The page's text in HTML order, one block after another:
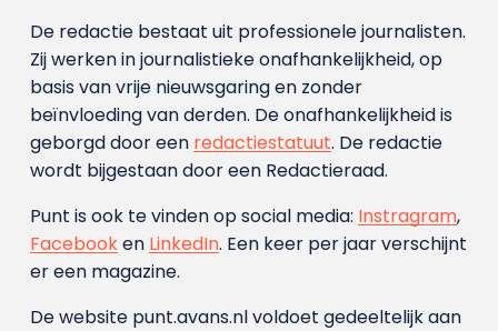
De redactie bestaat uit professionele journalisten.
Zij werken in journalistieke onafhankelijkheid, op
basis van vrije nieuwsgaring en zonder
beïnvloeding van derden. De onafhankelijkheid is
geborgd door een redactiestatuut. De redactie
wordt bijgestaan door een Redactieraad.
Punt is ook te vinden op social media: Instragram,
Facebooken LinkedIn. Een keer per jaar verschijnt
er een magazine.
De website punt.avans.nl voldoet gedeeltelijk aan